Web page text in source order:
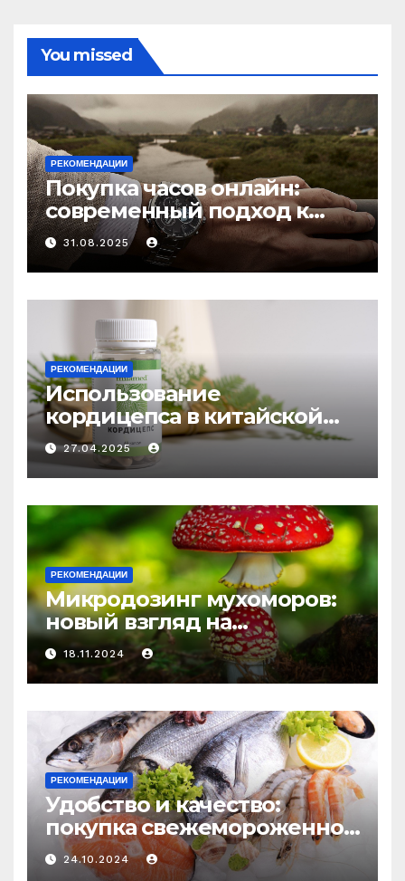
You missed
РЕКОМЕНДАЦИИ
Покупка часов онлайн:
современный подход к
выбору аксессуаров
31.08.2025
РЕКОМЕНДАЦИИ
Использование
кордицепса в китайской
медицине: природное
средство против усталости
и истощения
27.04.2025
РЕКОМЕНДАЦИИ
Микродозинг мухоморов:
новый взгляд на
психоделику
18.11.2024
РЕКОМЕНДАЦИИ
Удобство и качество:
покупка свежемороженной
рыбы онлайн
24.10.2024